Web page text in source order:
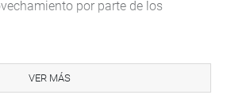
por parte de los
295, con el cual se otorga
que el propietario pueda ejercer
VER MÁS